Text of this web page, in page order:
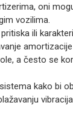
oni
vozilima.
ili
a često se
kako bi